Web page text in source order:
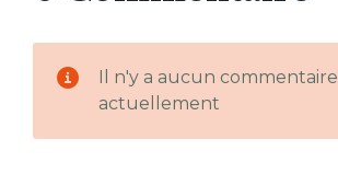
Il n'y a aucun commentaire
actuellement